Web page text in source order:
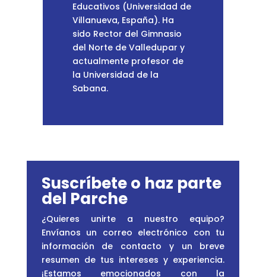
Educativos (Universidad de
Villanueva, España). Ha
sido Rector del Gimnasio
del Norte de Valledupar y
actualmente profesor de
la Universidad de la
Sabana.
Suscríbete o haz parte
del Parche
¿Quieres unirte a nuestro equipo?
Envíanos un correo electrónico con tu
información de contacto y un breve
resumen de tus intereses y experiencia.
¡Estamos emocionados con la